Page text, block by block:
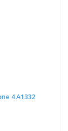
4 A1332